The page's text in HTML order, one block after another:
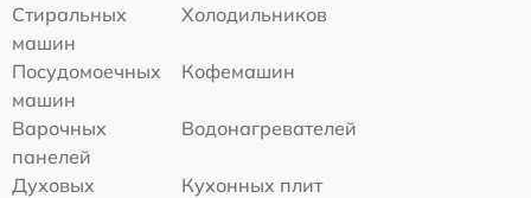
Стиральных
машин
Холодильников
Посудомоечных
машин
Кофемашин
Варочных
панелей
Водонагревателей
Духовых
Кухонных плит